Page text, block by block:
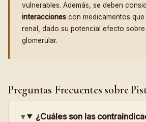
vulnerables. Además, se deben
interacciones con medicamentos
renal, dado su potencial efecto
glomerular.
Preguntas Frecuentes sobre
¿Cuáles son las